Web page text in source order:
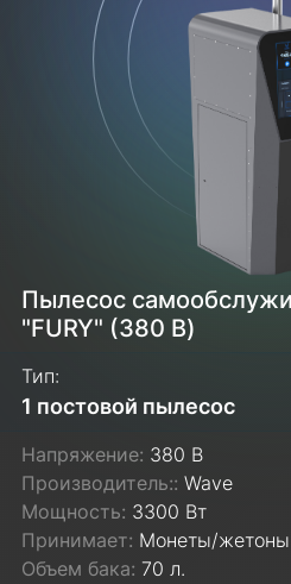
Пылесос
"FURY" (380 В)
Тип:
1 постовой пылесос
Напряжение: 380 В
Производитель::Wave
Мощность: 3300 Вт
Принимает: Монеты/жетоны
Объем бака: 70 л.